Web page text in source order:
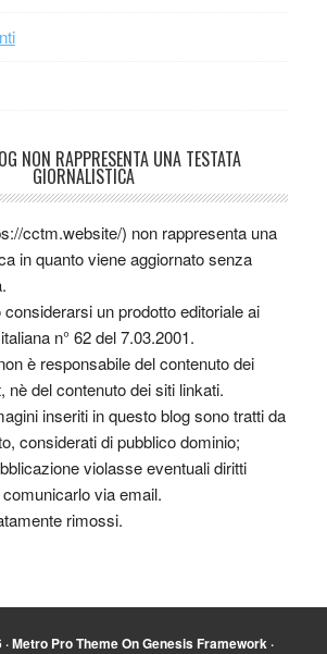
NON RAPPRESENTA UNA TESTATA
GIORNALISTICA
cctm.website/) non rappresenta una
in quanto viene aggiornato senza
un prodotto editoriale ai
n° 62 del 7.03.2001.
è responsabile del contenuto dei
nè del contenuto dei siti linkati.
inseriti in questo blog sono tratti da
considerati di pubblico dominio;
violasse eventuali diritti
comunicarlo via email.
rimossi.
Metro Pro ThemeOnGenesis Framework·